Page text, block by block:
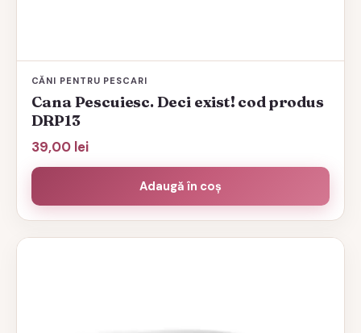
CĂNI PENTRU PESCARI
Cana Pescuiesc. Deci exist! cod produs
DRP13
39,00 lei
Adaugă în coș